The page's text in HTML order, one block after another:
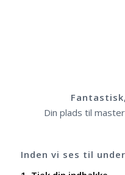
Din plads til
Inden vi ses til